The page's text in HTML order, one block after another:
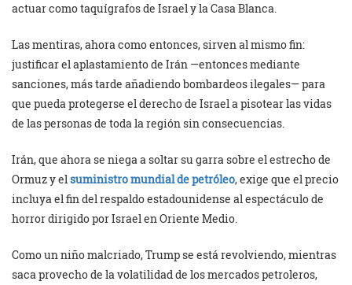
actuar como taquígrafos de Israel y la Casa Blanca.
Las mentiras, ahora como entonces, sirven al mismo fin:
justificar el aplastamiento de Irán —entonces mediante
sanciones, más tarde añadiendo bombardeos ilegales— para
que pueda protegerse el derecho de Israel a pisotear las vidas
de las personas de toda la región sin consecuencias.
Irán, que ahora se niega a soltar su garra sobre el estrecho de
Ormuz y el suministro mundial de petróleo, exige que el precio
incluya el fin del respaldo estadounidense al espectáculo de
horror dirigido por Israel en Oriente Medio.
Como un niño malcriado, Trump se está revolviendo, mientras
saca provecho de la volatilidad de los mercados petroleros,